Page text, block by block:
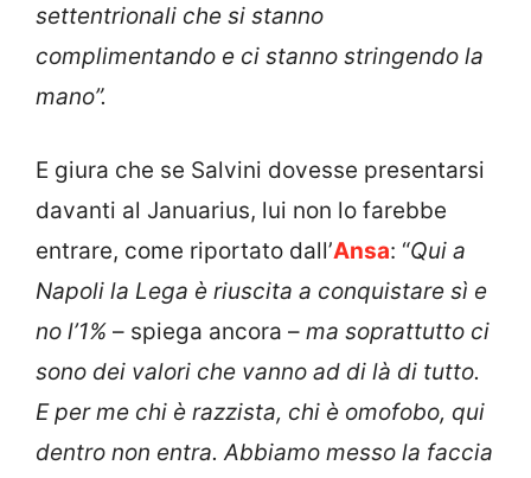
settentrionali che si stanno
complimentando e ci stanno stringendo la
mano”.
E giura che se Salvini dovesse presentarsi
davanti al Januarius, lui non lo farebbe
entrare, come riportato dall’Ansa: “Qui a
Napoli la Lega è riuscita a conquistare sì e
no l’1% – spiega ancora – ma soprattutto ci
sono dei valori che vanno ad di là di tutto.
E per me chi è razzista, chi è omofobo, qui
dentro non entra. Abbiamo messo la faccia